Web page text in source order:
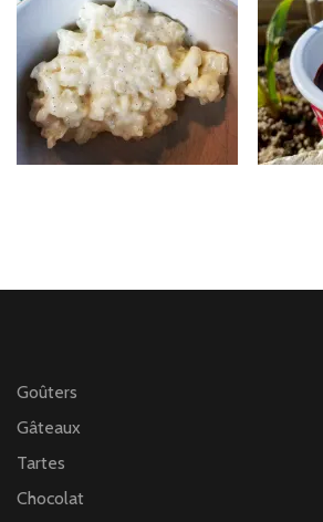
Goûters
Gâteaux
Tartes
Chocolat